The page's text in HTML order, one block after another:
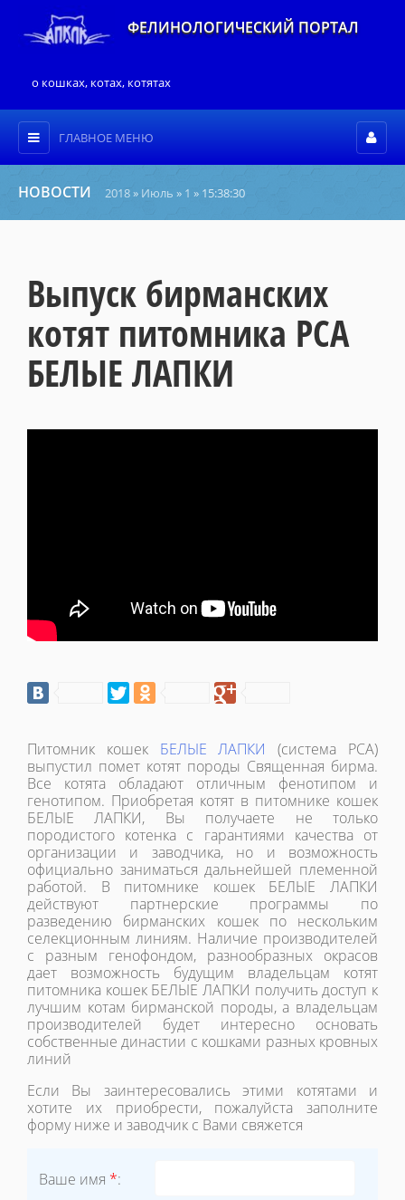
ФЕЛИНОЛОГИЧЕСКИЙ ПОРТАЛ
о кошках, котах, котятах
ГЛАВНОЕ МЕНЮ
НОВОСТИ 2018» Июль » 1 » 15:38:30
Выпуск бирманских
котят питомника PCA
БЕЛЫЕ ЛАПКИ
Питомник кошек БЕЛЫЕ ЛАПКИ
(система РСА)
выпустил помет котят породы Священная бирма.
Все котята обладают отличным фенотипом и
генотипом. Приобретая котят в питомнике кошек
БЕЛЫЕ ЛАПКИ, Вы получаете не только
породистого котенка с гарантиями качества от
организации и заводчика, но и возможность
официально заниматься дальнейшей племенной
работой. В питомнике кошек БЕЛЫЕ ЛАПКИ
действуют партнерские программы по
разведению бирманских кошек по нескольким
селекционным линиям. Наличие производителей
с разным генофондом, разнообразных окрасов
дает возможность будущим владельцам котят
питомника кошек БЕЛЫЕ ЛАПКИ получить доступ к
лучшим котам бирманской породы, а владельцам
производителей будет интересно основать
собственные династии с кошками разных кровных
линий
Если Вы заинтересовались этими котятами и
хотите их приобрести, пожалуйста заполните
форму ниже и заводчик с Вами свяжется
Ваше имя *: